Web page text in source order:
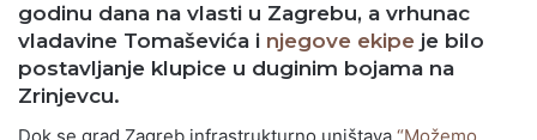
godinu dana na vlasti u Zagrebu, a vrhunac
vladavine Tomaševića i njegove ekipe je bilo
postavljanje klupice u duginim bojama na
Zrinjevcu.
Dok se grad Zagreb infrastrukturno uništava “Možemo